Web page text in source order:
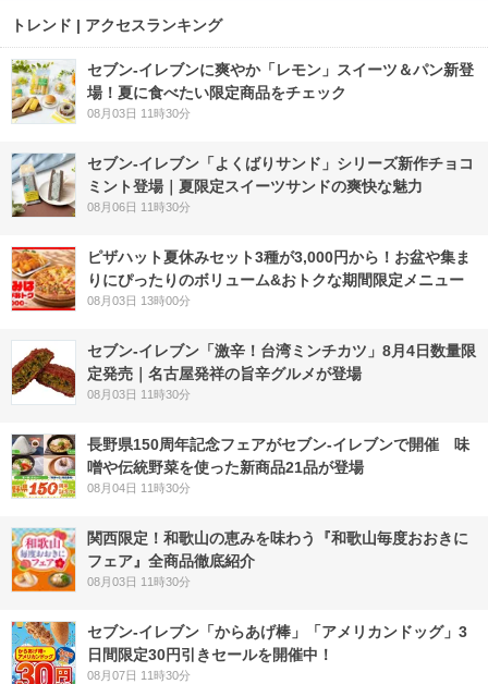
トレンド | アクセスランキング
セブン‐イレブンに爽やか「レモン」スイーツ＆パン新登
場！夏に食べたい限定商品をチェック
08月03日 11時30分
セブン‐イレブン「よくばりサンド」シリーズ新作チョコ
ミント登場｜夏限定スイーツサンドの爽快な魅力
08月06日 11時30分
ピザハット夏休みセット3種が3,000円から！お盆や集ま
りにぴったりのボリューム&おトクな期間限定メニュー
08月03日 13時00分
セブン-イレブン「激辛！台湾ミンチカツ」8月4日数量限
定発売｜名古屋発祥の旨辛グルメが登場
08月03日 11時30分
長野県150周年記念フェアがセブン-イレブンで開催 味
噌や伝統野菜を使った新商品21品が登場
08月04日 11時30分
関西限定！和歌山の恵みを味わう『和歌山毎度おおきに
フェア』全商品徹底紹介
08月03日 11時30分
セブン‐イレブン「からあげ棒」「アメリカンドッグ」3
日間限定30円引きセールを開催中！
08月07日 11時30分